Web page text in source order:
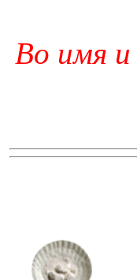
Во имя